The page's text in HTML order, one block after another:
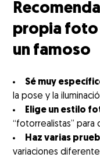
propia foto
un famoso
Sé muy
la pose y la
Elige un estilo
“fotorrealistas” para
Haz varias
variaciones